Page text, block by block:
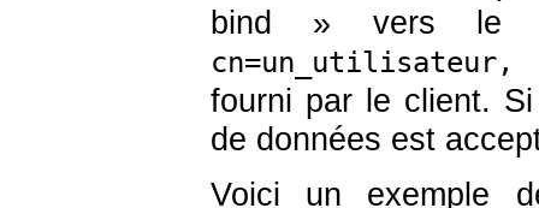
bind » vers le
cn=un_utilisateur,
fourni par le client.
de données est
Voici un exemple